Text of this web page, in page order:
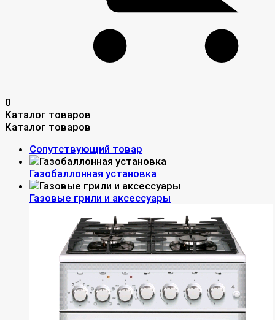
0
Каталог товаров
Каталог товаров
Сопутствующий товар
Газобаллонная установка
Газовые грили и аксессуары